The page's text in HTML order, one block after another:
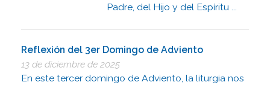
Padre, del Hijo y del Espíritu ...
Reflexión del 3er Domingo de Adviento
13 de diciembre de 2025
En este tercer domingo de Adviento, la liturgia nos